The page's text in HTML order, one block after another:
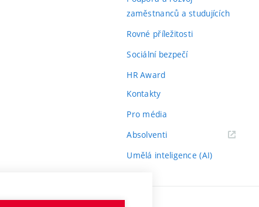
zaměstnanců a studujících
Rovné příležitosti
Sociální bezpečí
HR Award
Kontakty
Pro média
Absolventi(externí
Umělá inteligence (AI)